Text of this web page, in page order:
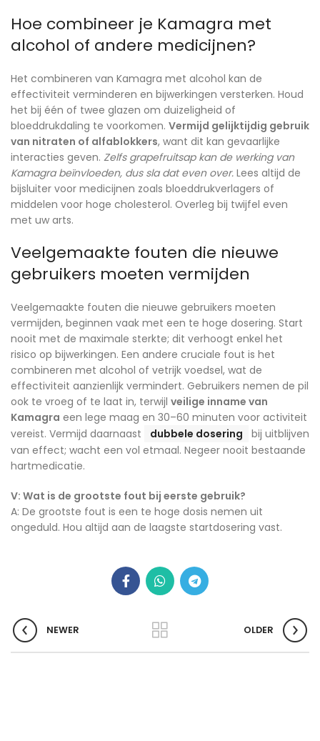
Hoe combineer je Kamagra met
alcohol of andere medicijnen?
Het combineren van Kamagra met alcohol kan de
effectiviteit verminderen en bijwerkingen versterken. Houd
het bij één of twee glazen om duizeligheid of
bloeddrukdaling te voorkomen. Vermijd gelijktijdig gebruik
van nitraten of alfablokkers, want dit kan gevaarlijke
interacties geven. Zelfs grapefruitsap kan de werking van
Kamagra beïnvloeden, dus sla dat even over. Lees altijd de
bijsluiter voor medicijnen zoals bloeddrukverlagers of
middelen voor hoge cholesterol. Overleg bij twijfel even
met uw arts.
Veelgemaakte fouten die nieuwe
gebruikers moeten vermijden
Veelgemaakte fouten die nieuwe gebruikers moeten
vermijden, beginnen vaak met een te hoge dosering. Start
nooit met de maximale sterkte; dit verhoogt enkel het
risico op bijwerkingen. Een andere cruciale fout is het
combineren met alcohol of vetrijk voedsel, wat de
effectiviteit aanzienlijk vermindert. Gebruikers nemen de pil
ook te vroeg of te laat in, terwijl veilige inname van
Kamagra een lege maag en 30–60 minuten voor activiteit
vereist. Vermijd daarnaast
dubbele dosering
bij uitblijven
van effect; wacht een vol etmaal. Negeer nooit bestaande
hartmedicatie.
V: Wat is de grootste fout bij eerste gebruik?
A: De grootste fout is een te hoge dosis nemen uit
ongeduld. Hou altijd aan de laagste startdosering vast.
NEWER OLDER